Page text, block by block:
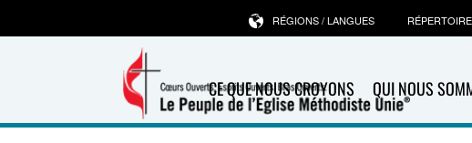
CE QUE NOUS CROYONS QUI NOUS
RÉGIONS / LANGUES RÉPERTOIRE